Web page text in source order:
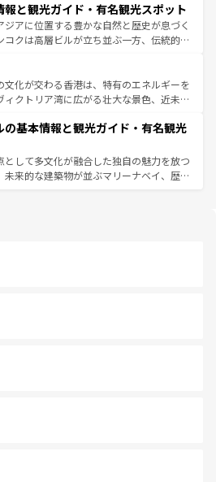
ながら、韓国の多彩な魅力を心ゆくまで味
わってみてほしい。 なお、新着の韓国情報はコンテンツ一
しい。
に伝統が息づく。ハノイの古い町並みやホ
ランス統治時代の建物も、独特の雰囲気を
。また、バラエティの豊かさとおいしさで
インミー、ベトナムコーヒーなどは、ぜ
たい。どの地域を訪れてもあたたかい人々
てくれるので、きっと忘れられない旅にな
。
報と観光ガイド・有名観光スポット
ジアに位置する豊かな自然と歴史が息づく
コクは高層ビルが立ち並ぶ一方、伝統的な
いる。北部ではチェンマイなどの山岳地
合い、南部ではプーケットやクラビの美し
ート気分を楽しむことができる。タイ料理
一年中温暖で、どの季節にも異なる楽しみ
親しみやすいタイの人々、仏教を中心とし
多様な観光資源が、訪れる旅人を魅了し続
、新着のタイ情報はコンテンツ一覧を参照して
文化が交わる香港は、特有のエネルギーを
ィクトリア湾に広がる壮大な景色、近未来
ても感動するはず。観光スポットが密集し
く見どころを回れるのも魅力。息をのむよ
化的な体験まで、香港を存分に楽しみ尽く
、新着の香港情報はコンテンツ一覧を参照して
の基本情報と観光ガイド・有名観光
として多文化が融合した独自の魅力を放つ
未来的な建築物が並ぶマリーナベイ、歴史
地元の風情を楽しめる外せないスポット